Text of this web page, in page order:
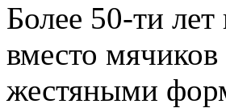
Более 50-ти лет
вместо
жестяными